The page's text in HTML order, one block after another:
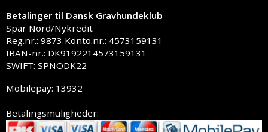
Betalinger til Dansk Gravhundeklub
Spar Nord/Nykredit
Reg.nr.: 9873 Konto.nr.: 4573159131
IBAN-nr.: DK9192214573159131
SWIFT: SPNODK22
Mobilepay: 13932
Betalingsmuligheder: